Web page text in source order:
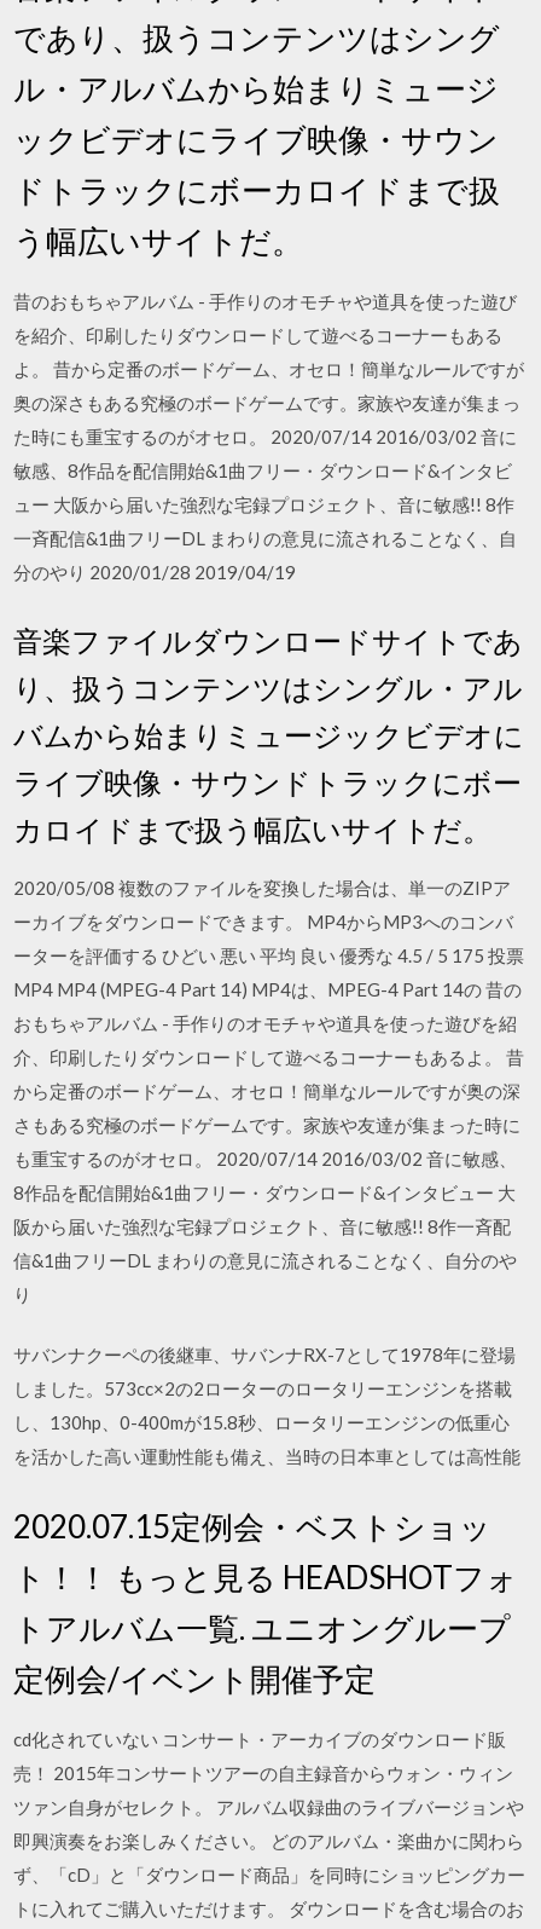
であり、扱うコンテンツはシング
ル・アルバムから始まりミュージ
ックビデオにライブ映像・サウン
ドトラックにボーカロイドまで扱
う幅広いサイトだ。
昔のおもちゃアルバム - 手作りのオモチャや道具を使った遊び
を紹介、印刷したりダウンロードして遊べるコーナーもある
よ。 昔から定番のボードゲーム、オセロ！簡単なルールですが
奥の深さもある究極のボードゲームです。家族や友達が集まっ
た時にも重宝するのがオセロ。 2020/07/14 2016/03/02 音に
敏感、8作品を配信開始&1曲フリー・ダウンロード&インタビ
ュー 大阪から届いた強烈な宅録プロジェクト、音に敏感!! 8作
一斉配信&1曲フリーDL まわりの意見に流されることなく、自
分のやり 2020/01/28 2019/04/19
音楽ファイルダウンロードサイトであ
り、扱うコンテンツはシングル・アル
バムから始まりミュージックビデオに
ライブ映像・サウンドトラックにボー
カロイドまで扱う幅広いサイトだ。
2020/05/08 複数のファイルを変換した場合は、単一のZIPア
ーカイブをダウンロードできます。 MP4からMP3へのコンバ
ーターを評価する ひどい 悪い 平均 良い 優秀な 4.5 / 5 175 投票
MP4 MP4 (MPEG-4 Part 14) MP4は、MPEG-4 Part 14の 昔の
おもちゃアルバム - 手作りのオモチャや道具を使った遊びを紹
介、印刷したりダウンロードして遊べるコーナーもあるよ。 昔
から定番のボードゲーム、オセロ！簡単なルールですが奥の深
さもある究極のボードゲームです。家族や友達が集まった時に
も重宝するのがオセロ。 2020/07/14 2016/03/02 音に敏感、
8作品を配信開始&1曲フリー・ダウンロード&インタビュー 大
阪から届いた強烈な宅録プロジェクト、音に敏感!! 8作一斉配
信&1曲フリーDL まわりの意見に流されることなく、自分のや
り
サバンナクーペの後継車、サバンナRX-7として1978年に登場
しました。573cc×2の2ローターのロータリーエンジンを搭載
し、130hp、0-400mが15.8秒、ロータリーエンジンの低重心
を活かした高い運動性能も備え、当時の日本車としては高性能
2020.07.15定例会・ベストショッ
ト！！ もっと見る HEADSHOTフォ
トアルバム一覧. ユニオングループ
定例会/イベント開催予定
cd化されていない コンサート・アーカイブのダウンロード販
売！ 2015年コンサートツアーの自主録音からウォン・ウィン
ツァン自身がセレクト。 アルバム収録曲のライブバージョンや
即興演奏をお楽しみください。 どのアルバム・楽曲かに関わら
ず、「cD」と「ダウンロード商品」を同時にショッピングカー
トに入れてご購入いただけます。 ダウンロードを含む場合のお